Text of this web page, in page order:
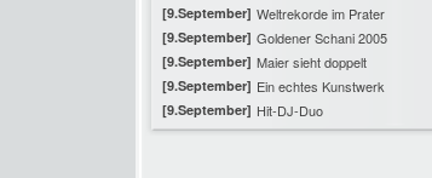
[9.September] Weltrekorde im Prater
[9.September] Goldener Schani 2005
[9.September] Maier sieht doppelt
[9.September] Ein echtes Kunstwerk
[9.September] Hit-DJ-Duo